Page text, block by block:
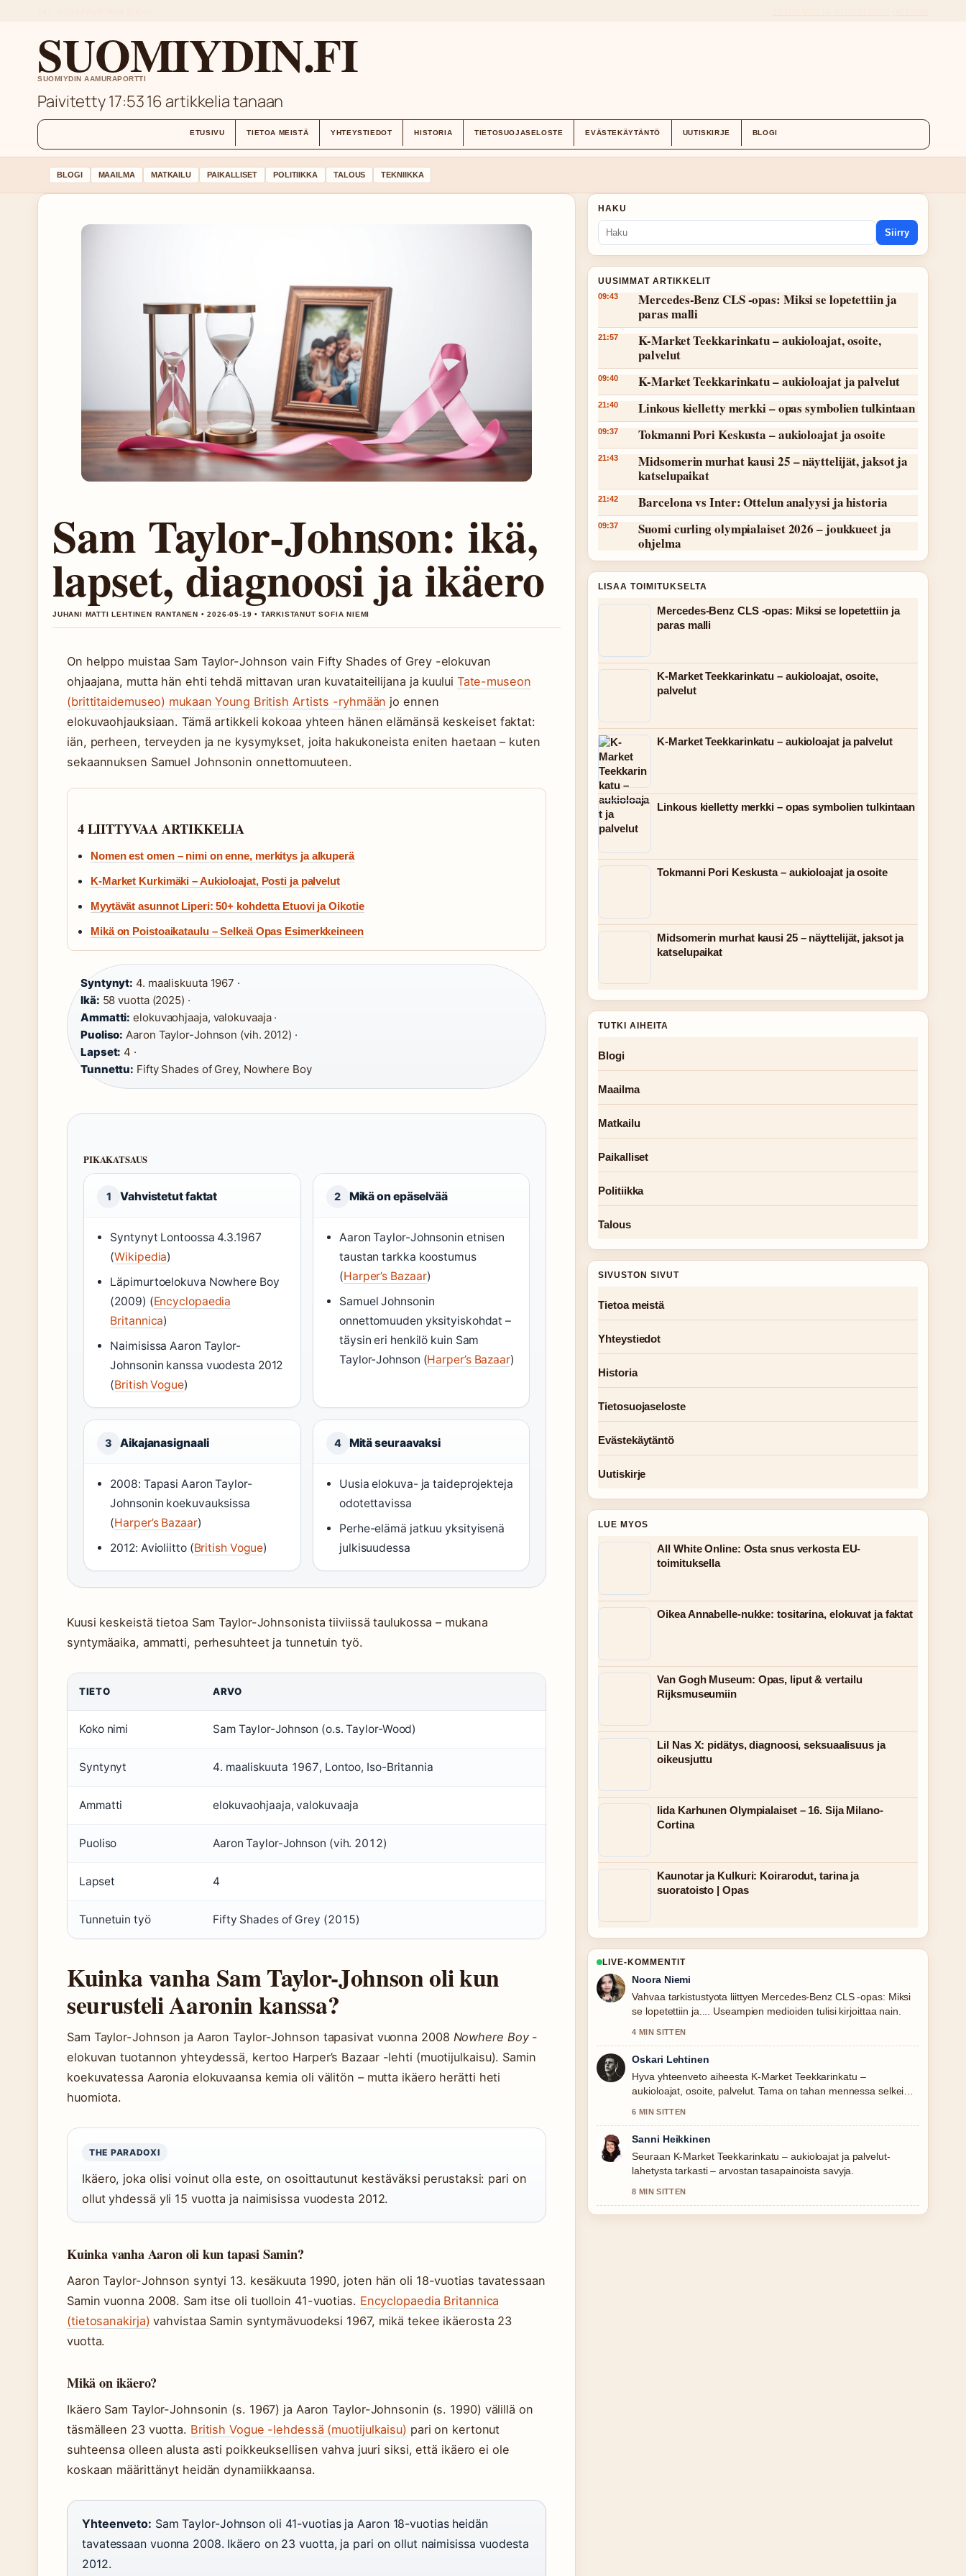
SUOMIYDIN.FI
SUOMIYDIN AAMURAPORTTI
Paivitetty 17:5316 artikkelia tanaan
ETUSIVU TIETOA MEISTÄ YHTEYSTIEDOT HISTORIA TIETOSUOJASELOSTE EVÄSTEKÄYTÄNTÖ UUTISKIRJE BLOGI
BLOGI MAAILMA MATKAILU PAIKALLISET POLITIIKKA TALOUS TEKNIIKKA
Sam Taylor-Johnson: ikä,
lapset, diagnoosi ja ikäero
JUHANI MATTI LEHTINEN RANTANEN • 2026-05-19 • TARKISTANUT SOFIA NIEMI
On helppo muistaa Sam Taylor-Johnson vain Fifty Shades of Grey -elokuvan
ohjaajana, mutta hän ehti tehdä mittavan uran kuvataiteilijana ja kuului Tate-museon
(brittitaidemuseo) mukaan Young British Artists -ryhmään jo ennen
elokuvaohjauksiaan. Tämä artikkeli kokoaa yhteen hänen elämänsä keskeiset faktat:
iän, perheen, terveyden ja ne kysymykset, joita hakukoneista eniten haetaan – kuten
sekaannuksen Samuel Johnsonin onnettomuuteen.
4 LIITTYVAA ARTIKKELIA
Nomen est omen – nimi on enne, merkitys ja alkuperä
K-Market Kurkimäki – Aukioloajat, Posti ja palvelut
Myytävät asunnot Liperi: 50+ kohdetta Etuovi ja Oikotie
Mikä on Poistoaikataulu – Selkeä Opas Esimerkkeineen
Syntynyt: 4. maaliskuuta 1967 ·
Ikä: 58 vuotta (2025) ·
Ammatti: elokuvaohjaaja, valokuvaaja ·
Puoliso: Aaron Taylor-Johnson (vih. 2012) ·
Lapset: 4 ·
Tunnettu: Fifty Shades of Grey, Nowhere Boy
PIKAKATSAUS
1 Vahvistetut faktat
Syntynyt Lontoossa 4.3.1967
(Wikipedia)
Läpimurtoelokuva Nowhere Boy
(2009) (Encyclopaedia
Britannica)
Naimisissa Aaron Taylor-
Johnsonin kanssa vuodesta 2012
(British Vogue)
2 Mikä on epäselvää
Aaron Taylor-Johnsonin etnisen
taustan tarkka koostumus
(Harper’s Bazaar)
Samuel Johnsonin
onnettomuuden yksityiskohdat –
täysin eri henkilö kuin Sam
Taylor-Johnson (Harper’s Bazaar)
3 Aikajanasignaali
2008: Tapasi Aaron Taylor-
Johnsonin koekuvauksissa
(Harper’s Bazaar)
2012: Avioliitto (British Vogue)
4 Mitä seuraavaksi
Uusia elokuva- ja taideprojekteja
odotettavissa
Perhe-elämä jatkuu yksityisenä
julkisuudessa
Kuusi keskeistä tietoa Sam Taylor-Johnsonista tiiviissä taulukossa – mukana
syntymäaika, ammatti, perhesuhteet ja tunnetuin työ.
TIETO ARVO
Koko nimi Sam Taylor-Johnson (o.s. Taylor-Wood)
Syntynyt 4. maaliskuuta 1967, Lontoo, Iso-Britannia
Ammatti elokuvaohjaaja, valokuvaaja
Puoliso Aaron Taylor-Johnson (vih. 2012)
Lapset 4
Tunnetuin työ Fifty Shades of Grey (2015)
Kuinka vanha Sam Taylor-Johnson oli kun
seurusteli Aaronin kanssa?
Sam Taylor-Johnson ja Aaron Taylor-Johnson tapasivat vuonna 2008 Nowhere Boy-
elokuvan tuotannon yhteydessä, kertoo Harper’s Bazaar -lehti (muotijulkaisu). Samin
koekuvatessa Aaronia elokuvaansa kemia oli välitön – mutta ikäero herätti heti
huomiota.
THE PARADOXI
Ikäero, joka olisi voinut olla este, on osoittautunut kestäväksi perustaksi: pari on
ollut yhdessä yli 15 vuotta ja naimisissa vuodesta 2012.
Kuinka vanha Aaron oli kun tapasi Samin?
Aaron Taylor-Johnson syntyi 13. kesäkuuta 1990, joten hän oli 18-vuotias tavatessaan
Samin vuonna 2008. Sam itse oli tuolloin 41-vuotias. Encyclopaedia Britannica
(tietosanakirja) vahvistaa Samin syntymävuodeksi 1967, mikä tekee ikäerosta 23
vuotta.
Mikä on ikäero?
Ikäero Sam Taylor-Johnsonin (s. 1967) ja Aaron Taylor-Johnsonin (s. 1990) välillä on
täsmälleen 23 vuotta. British Vogue -lehdessä (muotijulkaisu) pari on kertonut
suhteensa olleen alusta asti poikkeuksellisen vahva juuri siksi, että ikäero ei ole
koskaan määrittänyt heidän dynamiikkaansa.
Yhteenveto: Sam Taylor-Johnson oli 41-vuotias ja Aaron 18-vuotias heidän
tavatessaan vuonna 2008. Ikäero on 23 vuotta, ja pari on ollut naimisissa vuodesta
2012.
HAKU
Siirry
UUSIMMAT ARTIKKELIT
09:43
Mercedes-Benz CLS -opas: Miksi se lopetettiin ja
paras malli
21:57
K-Market Teekkarinkatu – aukioloajat, osoite,
palvelut
09:40 K-Market Teekkarinkatu – aukioloajat ja palvelut
21:40 Linkous kielletty merkki – opas symbolien tulkintaan
09:37 Tokmanni Pori Keskusta – aukioloajat ja osoite
21:43
Midsomerin murhat kausi 25 – näyttelijät, jaksot ja
katselupaikat
21:42 Barcelona vs Inter: Ottelun analyysi ja historia
09:37
Suomi curling olympialaiset 2026 – joukkueet ja
ohjelma
LISAA TOIMITUKSELTA
Mercedes-Benz CLS -opas: Miksi se lopetettiin ja
paras malli
K-Market Teekkarinkatu – aukioloajat, osoite,
palvelut
K-Market Teekkarinkatu – aukioloajat ja palvelut
Linkous kielletty merkki – opas symbolien tulkintaan
Tokmanni Pori Keskusta – aukioloajat ja osoite
Midsomerin murhat kausi 25 – näyttelijät, jaksot ja
katselupaikat
TUTKI AIHEITA
Blogi
Maailma
Matkailu
Paikalliset
Politiikka
Talous
SIVUSTON SIVUT
Tietoa meistä
Yhteystiedot
Historia
Tietosuojaseloste
Evästekäytäntö
Uutiskirje
LUE MYOS
All White Online: Osta snus verkosta EU-
toimituksella
Oikea Annabelle-nukke: tositarina, elokuvat ja faktat
Van Gogh Museum: Opas, liput & vertailu
Rijksmuseumiin
Lil Nas X: pidätys, diagnoosi, seksuaalisuus ja
oikeusjuttu
Iida Karhunen Olympialaiset – 16. Sija Milano-
Cortina
Kaunotar ja Kulkuri: Koirarodut, tarina ja
suoratoisto | Opas
LIVE-KOMMENTIT
Noora Niemi
Vahvaa tarkistustyota liittyen Mercedes-Benz CLS -opas: Miksi
se lopetettiin ja.... Useampien medioiden tulisi kirjoittaa nain.
4 MIN SITTEN
Oskari Lehtinen
Hyva yhteenveto aiheesta K-Market Teekkarinkatu –
aukioloajat, osoite, palvelut. Tama on tahan mennessa selkein
6 MIN SITTEN
Sanni Heikkinen
Seuraan K-Market Teekkarinkatu – aukioloajat ja palvelut-
lahetysta tarkasti – arvostan tasapainoista savyja.
8 MIN SITTEN